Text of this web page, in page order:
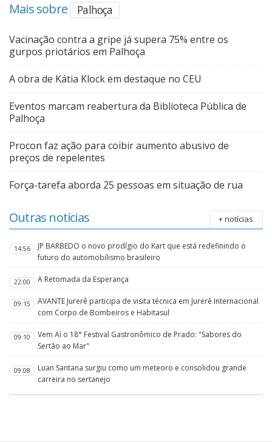
Mais sobre Palhoça
Vacinação contra a gripe já supera 75% entre os
gurpos priotários em Palhoça
A obra de Kátia Klock em destaque no CEU
Eventos marcam reabertura da Biblioteca Pública de
Palhoça
Procon faz ação para coibir aumento abusivo de
preços de repelentes
Força-tarefa aborda 25 pessoas em situação de rua
Outras notícias + notícias
14:56
JP BARBEDO o novo prodígio do Kart que está redefinindo o
futuro do automobilismo brasileiro
22:00 A Retomada da Esperança
09:15
AVANTE Jurerê participa de visita técnica em Jurerê Internacional
com Corpo de Bombeiros e Habitasul
09:10
Vem Aí o 18° Festival Gastronômico de Prado: "Sabores do
Sertão ao Mar"
09:08
Luan Santana surgiu como um meteoro e consolidou grande
carreira no sertanejo